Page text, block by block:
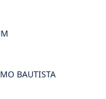
BAUTISTA